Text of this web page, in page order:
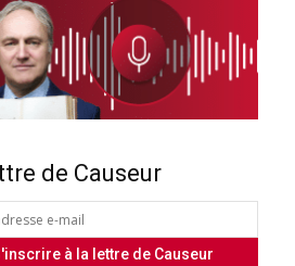
de Causeur